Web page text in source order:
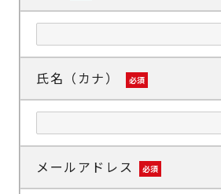
氏名（カナ） 必須
メールアドレス 必須